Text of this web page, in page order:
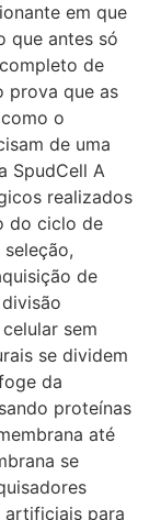
em que
que antes só
de
prova que as
o
de uma
SpudCell A
realizados
do ciclo de
de
sem
se dividem
da
proteínas
até
se
artificiais para